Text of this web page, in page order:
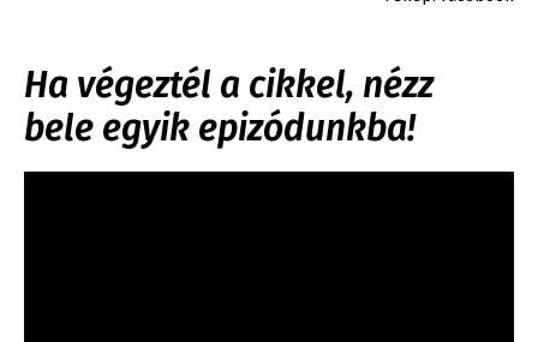
Ha végeztél a cikkel, nézz
bele egyik epizódunkba!